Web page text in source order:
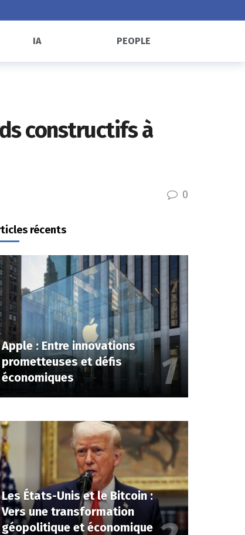
IA PEOPLE
constructifs à
0
récents
Apple : Entre innovations
prometteuses et défis
économiques
Les États-Unis et le Bitcoin :
Vers une transformation
géopolitique et économique